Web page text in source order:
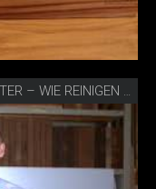
VIDEO SCHNEIDHOLZ SCHNEIDEBRETTER – WIE REINIGEN UND PFLEGEN?